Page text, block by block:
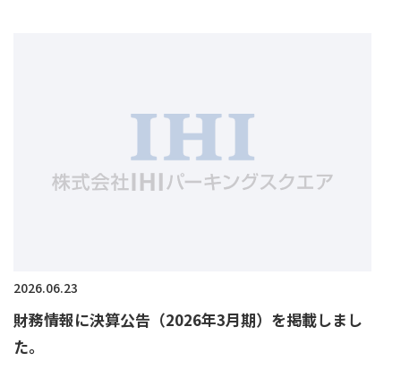
2026.06.23
財務情報に決算公告（2026年3月期） を掲載しまし
た。